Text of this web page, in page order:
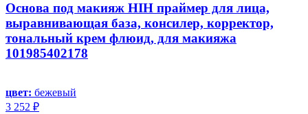
Основа под макияж HIH праймер для лица,
выравнивающая база, консилер, корректор,
тональный крем флюид, для макияжа
101985402178
цвет: бежевый
3 252 ₽